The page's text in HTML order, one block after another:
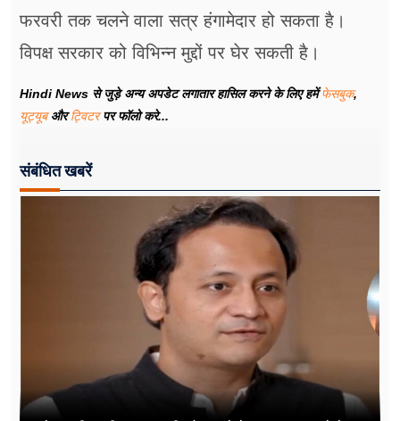
फरवरी तक चलने वाला सत्र हंगामेदार हो सकता है।
विपक्ष सरकार को विभिन्न मुद्दों पर घेर सकती है।
Hindi News से जुड़े अन्य अपडेट लगातार हासिल करने के लिए हमेंफेसबुक,
यूट्यूबऔरट्विटरपर फॉलो करे...
संबंधित खबरें